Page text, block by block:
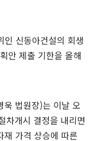
인 신동아건설의 회생
안 제출 기한을 올해
욱 법원장)는 이날 오
차개시 결정을 내리면
재 가격 상승에 따른